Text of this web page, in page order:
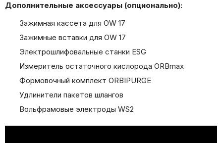
Дополнительные аксессуары (опционально):
Зажимная кассета для OW 17
Зажимные вставки для OW 17
Электрошлифовальные станки ESG
Измеритель остаточного кислорода ORBmax
Формовочный комплект ORBIPURGE
Удлинители пакетов шлангов
Вольфрамовые электроды WS2